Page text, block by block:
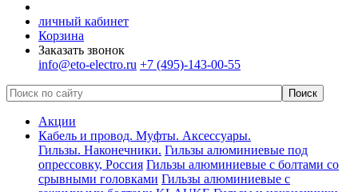
личный кабинет
Корзина
Заказать звонок
info@eto-electro.ru +7 (495)-143-00-55
Акции
Кабель и провод. Муфты. Аксессуары.
Гильзы. Наконечники. Гильзы алюминиевые под
опрессовку, Россия Гильзы алюминиевые с болтами со
срывными головками Гильзы алюминиевые с